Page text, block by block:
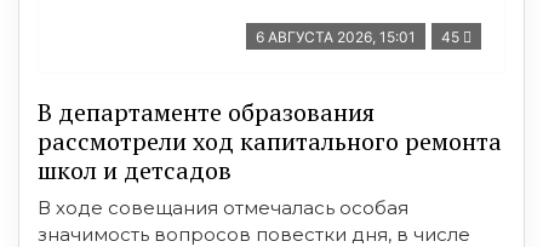
6 АВГУСТА 2026, 15:01 45
В департаменте образования
рассмотрели ход капитального ремонта
школ и детсадов
В ходе совещания отмечалась особая
значимость вопросов повестки дня, в числе